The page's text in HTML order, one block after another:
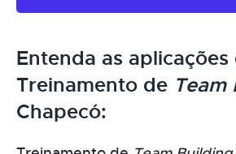
Entenda as aplicações
Treinamento de Team
Chapecó: